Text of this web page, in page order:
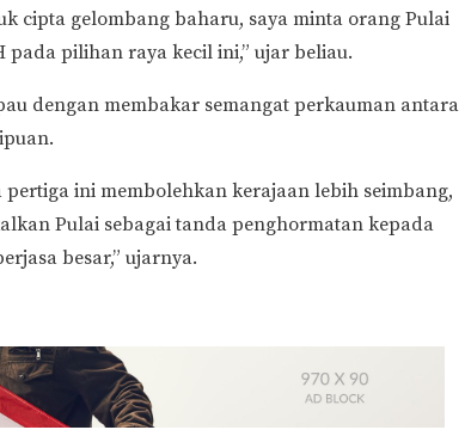
cipta gelombang baharu, saya minta orang Pulai
pilihan raya kecil ini,” ujar beliau.
dengan membakar semangat perkauman antara
ini membolehkan kerajaan lebih seimbang,
Pulai sebagai tanda penghormatan kepada
besar,” ujarnya.